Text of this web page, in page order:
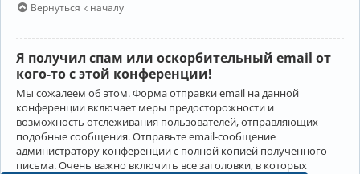
Вернуться к началу
Я получил спам или оскорбительный email от
кого-то с этой конференции!
Мы сожалеем об этом. Форма отправки email на данной
конференции включает меры предосторожности и
возможность отслеживания пользователей, отправляющих
подобные сообщения. Отправьте email-сообщение
администратору конференции с полной копией полученного
письма. Очень важно включить все заголовки, в которых